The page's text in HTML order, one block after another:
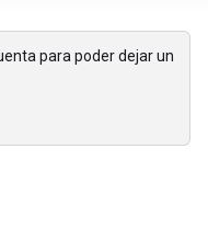
para poder dejar un